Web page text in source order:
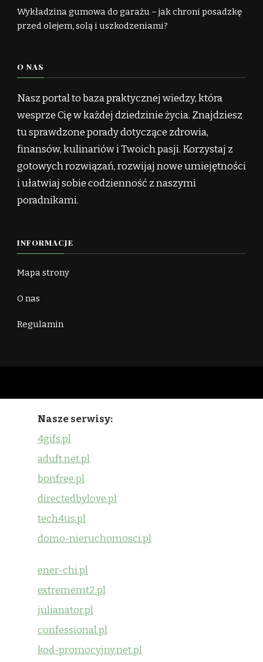
Wykładzina gumowa do garażu – jak chroni posadzkę
przed olejem, solą i uszkodzeniami?
O NAS
Nasz portal to baza praktycznej wiedzy, która
wesprze Cię w każdej dziedzinie życia. Znajdziesz
tu sprawdzone porady dotyczące zdrowia,
finansów, kulinariów i Twoich pasji. Korzystaj z
gotowych rozwiązań, rozwijaj nowe umiejętności
i ułatwiaj sobie codzienność z naszymi
poradnikami.
INFORMACJE
Mapa strony
O nas
Regulamin
Nasze serwisy:
4gifs.pl
aduft.net.pl
bonfree.pl
directedbylove.pl
tech4us.pl
domo-nieruchomosci.pl
ener-chi.pl
extrememt2.pl
julianator.pl
confessional.pl
kod-promocyjny.net.pl